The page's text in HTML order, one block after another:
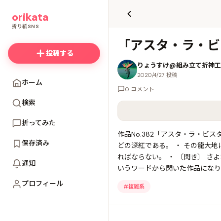
「アスタ・ラ・
りょうすけ@組み立て折
2020/4/27 投稿
0 コメント
作品No.382「アスタ・ラ・ビス
どの深紅である。 ・ その龍大
ればならない。 ・ 〔閃き〕 さ
いうワードから閃いた作品にな
#複雑系
orikata
折り紙SNS
投稿する
ホーム
検索
折ってみた
保存済み
通知
プロフィール